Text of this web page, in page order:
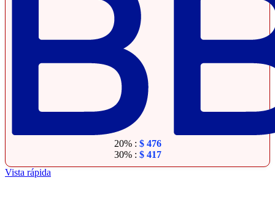
20% : $476
30% : $417
Vista rápida